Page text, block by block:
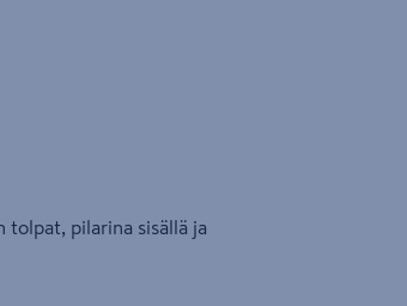
tolpat, pilarina sisällä ja